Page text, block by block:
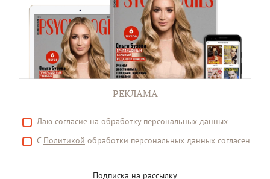
РЕКЛАМА
Даю согласие на обработку персональных данных
С Политикой обработки персональных данных согласен
Подписка на рассылку